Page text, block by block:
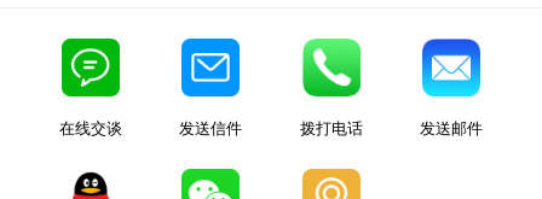
在线交谈 发送信件 拨打电话 发送邮件